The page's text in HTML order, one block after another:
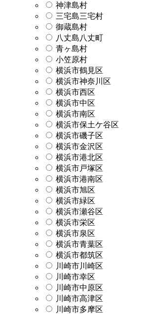
神津島村
三宅島三宅村
御蔵島村
八丈島八丈町
青ヶ島村
小笠原村
横浜市鶴見区
横浜市神奈川区
横浜市西区
横浜市中区
横浜市南区
横浜市保土ケ谷区
横浜市磯子区
横浜市金沢区
横浜市港北区
横浜市戸塚区
横浜市港南区
横浜市旭区
横浜市緑区
横浜市瀬谷区
横浜市栄区
横浜市泉区
横浜市青葉区
横浜市都筑区
川崎市川崎区
川崎市幸区
川崎市中原区
川崎市高津区
川崎市多摩区